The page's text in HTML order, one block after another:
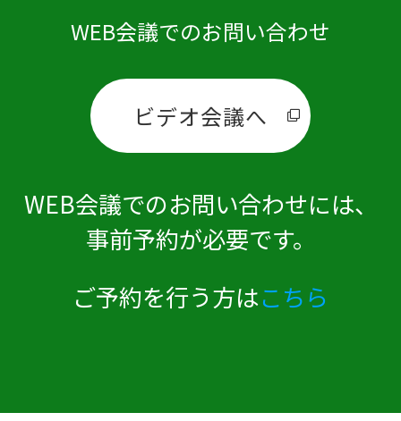
WEB会議でのお問い合わせ
ビデオ会議へ
WEB会議でのお問い合わせには、
事前予約が必要です。
ご予約を行う方はこちら